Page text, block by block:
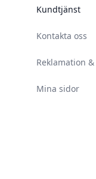
Kundtjänst
Kontakta oss
Reklamation
Mina sidor